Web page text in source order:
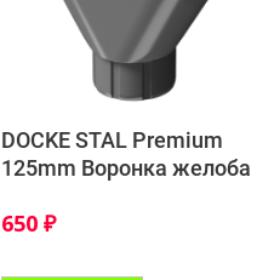
DOCKE STAL Premium
125mm Воронка желоба
650 ₽